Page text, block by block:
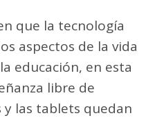
que la tecnología
aspectos de la vida
educación, en esta
libre de
y las tablets quedan